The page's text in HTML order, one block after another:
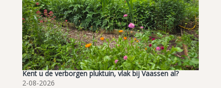
Kent u de verborgen pluktuin, vlak bij Vaassen al?
2-08-2026